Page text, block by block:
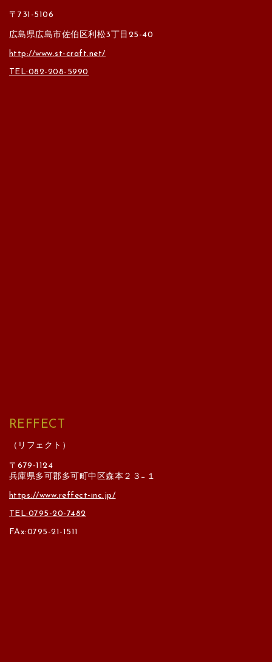
〒731-5106
広島県広島市佐伯区利松3丁目25-40
http://www.st-craft.net/
TEL:082-208-5990
REFFECT
（リフェクト）
〒679-1124
兵庫県多可郡多可町中区森本２３−１
https://www.reffect-inc.jp/
TEL:0795-20-7482
FAx:0795-21-1511